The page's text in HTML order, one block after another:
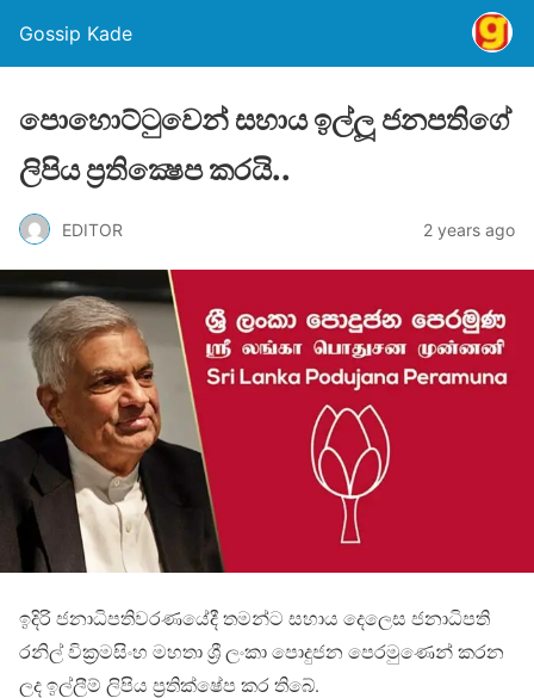
Gossip Kade
පොහොට්ටුවෙන් සහාය ඉල්ලූ ජනපතිගේ
ලිපිය ප‍්‍රතික්‍ෂෙප කරයි..
EDITOR 2 years ago
ඉදිරි ජනාධිපතිවරණයේදී තමන්ට සහාය දෙලෙස ජනාධිපති
රනිල් වික්‍රමසිංහ මහතා ශ්‍රී ලංකා පොදුජන පෙරමුණෙන් කරන
ලද ඉල්ලීම් ලිපිය ප්‍රතික්ෂේප කර තිබේ.